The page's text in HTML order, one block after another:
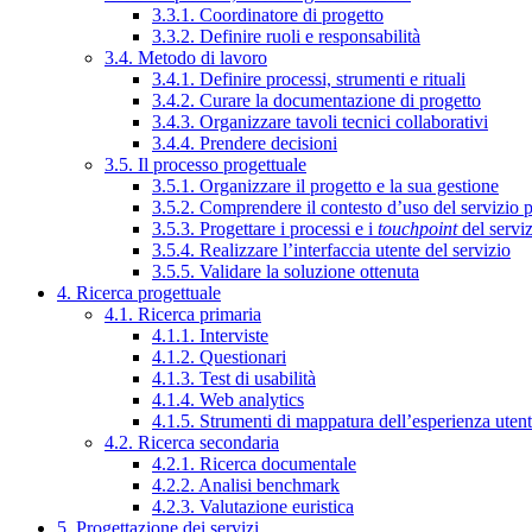
3.3.1. Coordinatore di progetto
3.3.2. Definire ruoli e responsabilità
3.4. Metodo di lavoro
3.4.1. Definire processi, strumenti e rituali
3.4.2. Curare la documentazione di progetto
3.4.3. Organizzare tavoli tecnici collaborativi
3.4.4. Prendere decisioni
3.5. Il processo progettuale
3.5.1. Organizzare il progetto e la sua gestione
3.5.2. Comprendere il contesto d’uso del servizio
3.5.3. Progettare i processi e i touchpointdel
3.5.4. Realizzare l’interfaccia utente del servizio
3.5.5. Validare la soluzione ottenuta
4. Ricerca progettuale
4.1. Ricerca primaria
4.1.1. Interviste
4.1.2. Questionari
4.1.3. Test di usabilità
4.1.4. Web analytics
4.1.5. Strumenti di mappatura dell’esperienza
4.2. Ricerca secondaria
4.2.1. Ricerca documentale
4.2.2. Analisi benchmark
4.2.3. Valutazione euristica
5. Progettazione dei servizi